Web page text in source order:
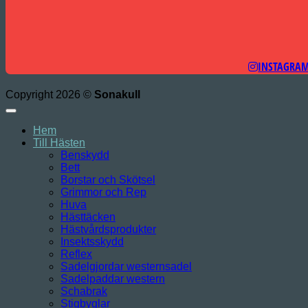
Copyright 2026 © Sonakull
Hem
Till Hästen
Benskydd
Bett
Borstar och Skötsel
Grimmor och Rep
Huva
Hästtäcken
Hästvårdsprodukter
Insektsskydd
Reflex
Sadelgjordar westernsadel
Sadelpaddar western
Schabrak
Stigbyglar